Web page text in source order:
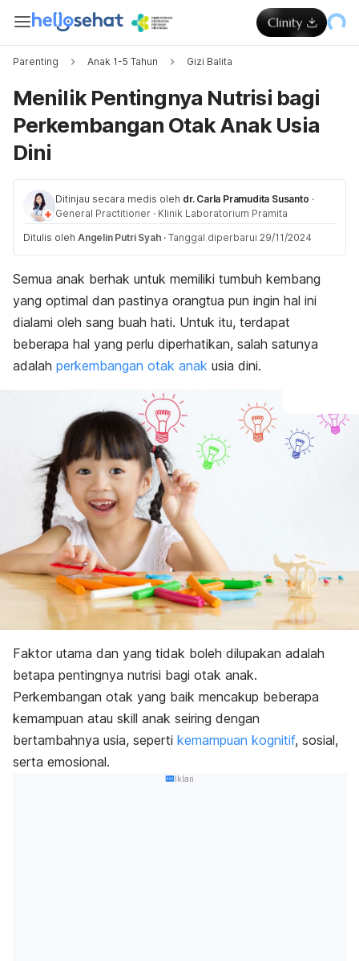
Parenting Anak 1-5 Tahun Gizi Balita
Menilik Pentingnya Nutrisi bagi
Perkembangan Otak Anak Usia
Dini
Ditinjau secara medis oleh dr. Carla Pramudita Susanto ·
General Practitioner · Klinik Laboratorium Pramita
Ditulis oleh Angelin Putri Syah · Tanggal diperbarui 29/11/2024
Semua anak berhak untuk memiliki tumbuh kembang
yang optimal dan pastinya orangtua pun ingin hal ini
dialami oleh sang buah hati. Untuk itu, terdapat
beberapa hal yang perlu diperhatikan, salah satunya
adalah perkembangan otak anak usia dini.
Faktor utama dan yang tidak boleh dilupakan adalah
betapa pentingnya nutrisi bagi otak anak.
Perkembangan otak yang baik mencakup beberapa
kemampuan atau skill anak seiring dengan
bertambahnya usia, seperti kemampuan kognitif, sosial,
serta emosional.
Iklan